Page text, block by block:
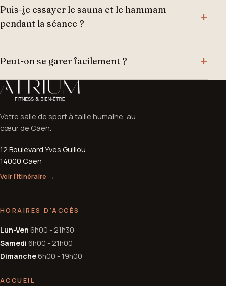
Puis-je essayer le sauna et le hammam
pendant la séance ?
Peut-on se garer facilement ?
Votre salle de sport à taille humaine, au
cœur de Caen.
12 Boulevard Yves Guillou
14000 Caen
Voir l'itinéraire →
HORAIRES D'ACCÈS
Lun-Ven 6h00 - 21h30
Samedi 6h00 - 21h00
Dimanche6h00 - 19h00
ACCUEIL